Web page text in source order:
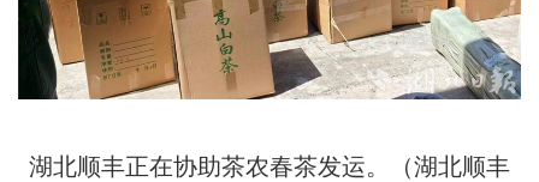
湖北顺丰正在协助茶农春茶发运。（湖北顺丰